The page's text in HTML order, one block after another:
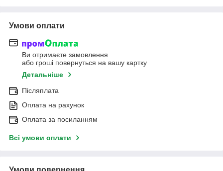
Умови оплати
Ви отримаєте замовлення
або гроші повернуться на вашу картку
Детальніше
Післяплата
Оплата на рахунок
Оплата за посиланням
Всі умови оплати